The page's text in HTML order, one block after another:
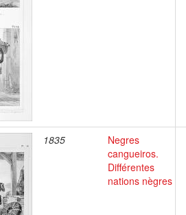
1835
Negres
cangueiros.
Différentes
nations nègres